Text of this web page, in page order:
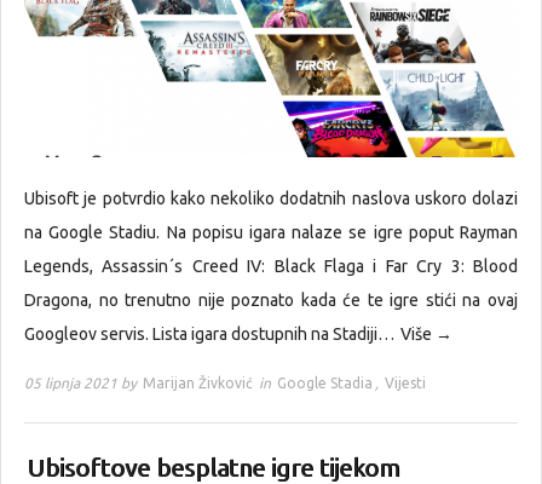
Ubisoft je potvrdio kako nekoliko dodatnih naslova uskoro dolazi
na Google Stadiu. Na popisu igara nalaze se igre poput Rayman
Legends, Assassin´s Creed IV: Black Flaga i Far Cry 3: Blood
Dragona, no trenutno nije poznato kada će te igre stići na ovaj
Googleov servis. Lista igara dostupnih na Stadiji… Više →
05 lipnja 2021 by Marijan Živković in Google Stadia , Vijesti
Ubisoftove besplatne igre tijekom